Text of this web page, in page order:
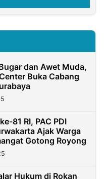
dan Awet Muda,
Buka Cabang
81 RI, PAC PDI
Ajak Warga
Gotong Royong
Hukum di Rokan